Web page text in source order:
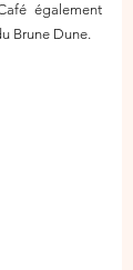
également
Brune Dune.